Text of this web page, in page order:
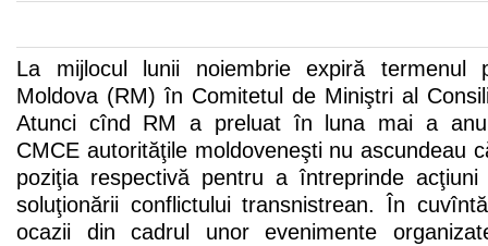
La mijlocul lunii noiembrie expiră termenul
Moldova (RM) în Comitetul de Miniştri al
Atunci cînd RM a preluat în luna mai a
CMCE autorităţile moldoveneşti nu ascundeau
poziţia respectivă pentru a întreprinde
soluţionării conflictului transnistrean. În
ocazii din cadrul unor evenimente